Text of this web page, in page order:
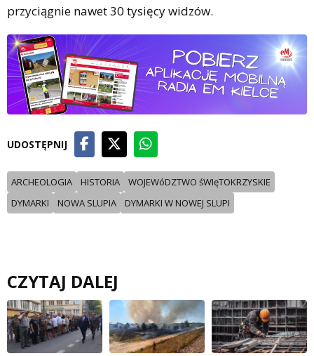
przyciągnie nawet 30 tysięcy widzów.
UDOSTĘPNIJ
ARCHEOLOGIA HISTORIA
WOJEWóDZTWO śWIęTOKRZYSKIE
DYMARKI
NOWA SLUPIA DYMARKI W NOWEJ SLUPI
CZYTAJ DALEJ